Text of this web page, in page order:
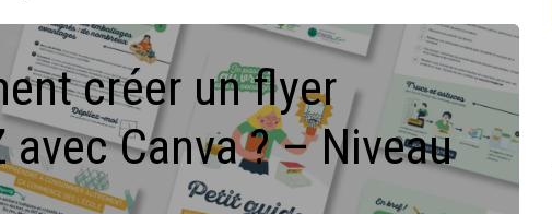
créer un flyer
Canva ? – Niveau